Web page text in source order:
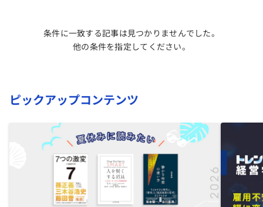
条件に一致する記事は見つかりませんでした。
他の条件を指定してください。
ピックアップコンテンツ